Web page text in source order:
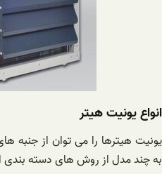
انواع یونیت هیتر
یونیت هیترها را می توان از جنبه
به چند مدل از روش های دسته بندی